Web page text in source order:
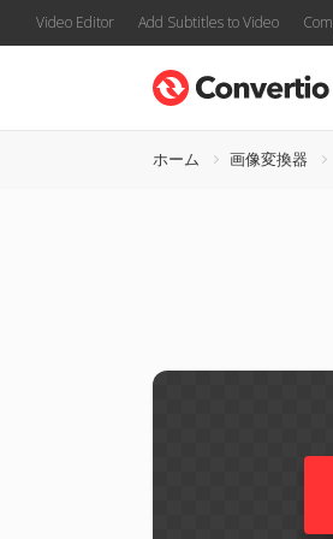
Video Editor Add Subtitles to Video
ホーム 画像変換器